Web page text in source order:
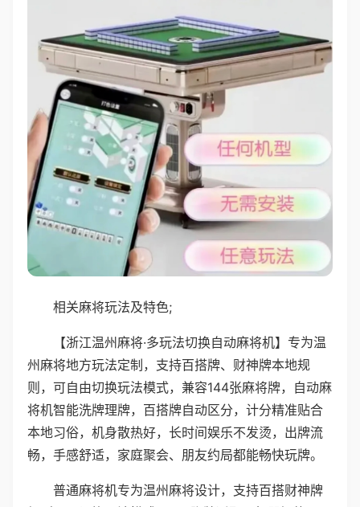
相关麻将玩法及特色;
【浙江温州麻将·多玩法切换自动麻将机】专为温
州麻将地方玩法定制，支持百搭牌、财神牌本地规
则，可自由切换玩法模式，兼容144张麻将牌，自动麻
将机智能洗牌理牌，百搭牌自动区分，计分精准贴合
本地习俗，机身散热好，长时间娱乐不发烫，出牌流
畅，手感舒适，家庭聚会、朋友约局都能畅快玩牌。
普通麻将机专为温州麻将设计，支持百搭财神牌